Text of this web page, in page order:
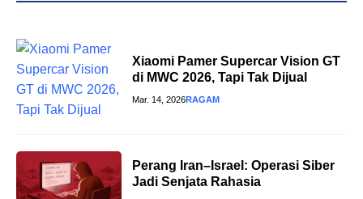
Xiaomi Pamer Supercar Vision GT
di MWC 2026, Tapi Tak Dijual
Mar. 14, 2026RAGAM
Perang Iran–Israel: Operasi Siber
Jadi Senjata Rahasia